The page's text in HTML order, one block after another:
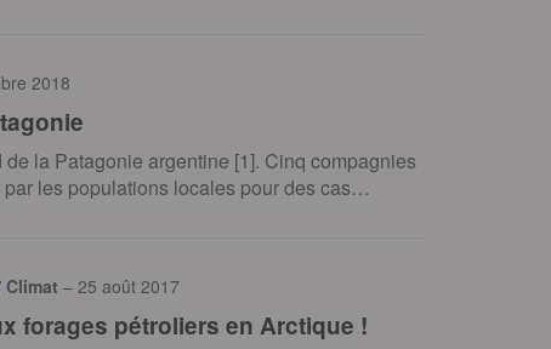
2018
la Patagonie argentine [1]. Cinq compagnies
les populations locales pour des cas…
Climat – 25 août 2017
forages pétroliers en Arctique !